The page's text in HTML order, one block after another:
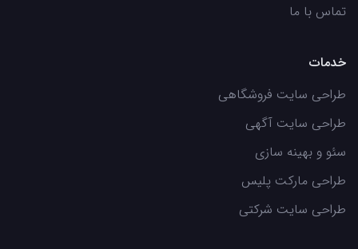
تماس با ما
خدمات
طراحی سایت فروشگاهی
طراحی سایت آگهی
سئو و بهینه سازی
طراحی مارکت پلیس
طراحی سایت شرکتی